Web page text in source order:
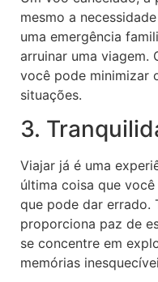
mesmo a
uma emergência
arruinar uma viagem.
você pode minimizar
situações.
3.
Viajar já é uma
última coisa que
que pode dar errado.
proporciona paz de
se concentre em
memórias